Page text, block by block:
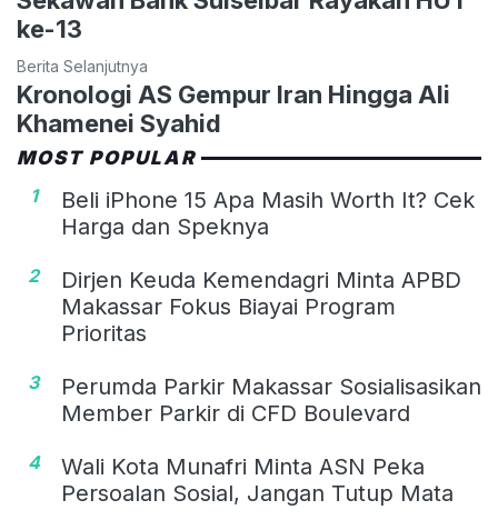
ke-13
Berita Selanjutnya
Kronologi AS Gempur Iran Hingga Ali
Khamenei Syahid
MOST POPULAR
1
Beli iPhone 15 Apa Masih Worth It? Cek
Harga dan Speknya
2
Dirjen Keuda Kemendagri Minta APBD
Makassar Fokus Biayai Program
Prioritas
3
Perumda Parkir Makassar Sosialisasikan
Member Parkir di CFD Boulevard
4
Wali Kota Munafri Minta ASN Peka
Persoalan Sosial, Jangan Tutup Mata